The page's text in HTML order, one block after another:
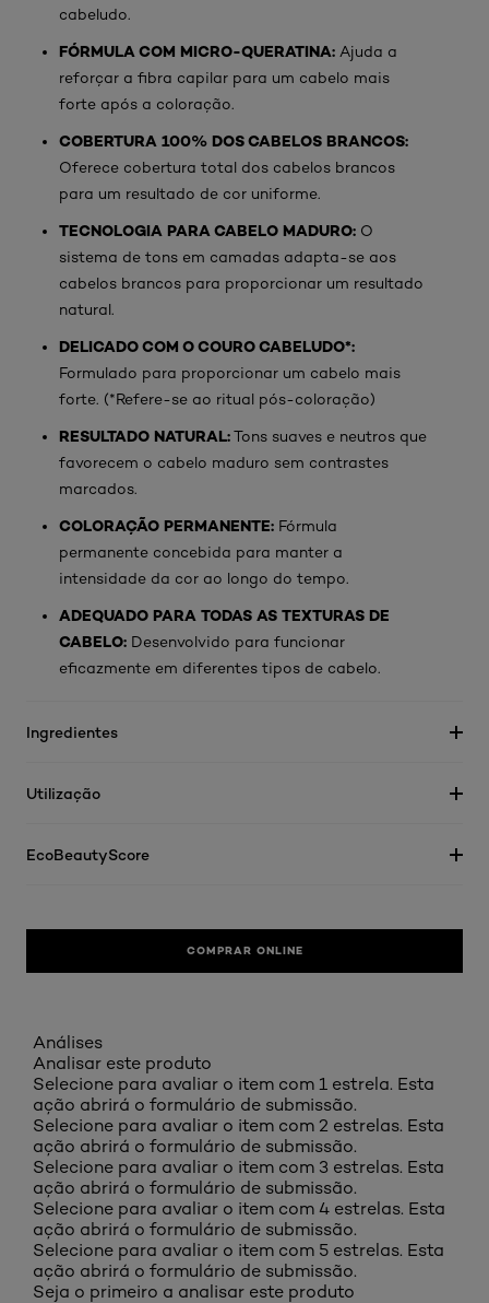
cabeludo.
FÓRMULA COM MICRO-QUERATINA: Ajuda a
reforçar a fibra capilar para um cabelo mais
forte após a coloração.
COBERTURA 100% DOS CABELOS BRANCOS:
Oferece cobertura total dos cabelos brancos
para um resultado de cor uniforme.
TECNOLOGIA PARA CABELO MADURO: O
sistema de tons em camadas adapta-se aos
cabelos brancos para proporcionar um resultado
natural.
DELICADO COM O COURO CABELUDO*:
Formulado para proporcionar um cabelo mais
forte. (*Refere-se ao ritual pós-coloração)
RESULTADO NATURAL:Tons suaves e neutros que
favorecem o cabelo maduro sem contrastes
marcados.
COLORAÇÃO PERMANENTE: Fórmula
permanente concebida para manter a
intensidade da cor ao longo do tempo.
ADEQUADO PARA TODAS AS TEXTURAS DE
CABELO: Desenvolvido para funcionar
eficazmente em diferentes tipos de cabelo.
Ingredientes
Utilização
EcoBeautyScore
COMPRAR ONLINE
Análises
Analisar este produto
Selecione para avaliar o item com 1 estrela. Esta
ação abrirá o formulário de submissão.
Selecione para avaliar o item com 2 estrelas. Esta
ação abrirá o formulário de submissão.
Selecione para avaliar o item com 3 estrelas. Esta
ação abrirá o formulário de submissão.
Selecione para avaliar o item com 4 estrelas. Esta
ação abrirá o formulário de submissão.
Selecione para avaliar o item com 5 estrelas. Esta
ação abrirá o formulário de submissão.
Seja o primeiro a analisar este produto